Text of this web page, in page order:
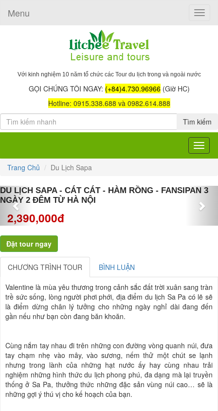
Toggle
Menu
Với kinh nghiệm 10 năm tổ chức các Tour du lịch trong và ngoài nước
GỌI CHÚNG TÔI NGAY: (+84)4.730.96966 (Giờ HC)
Hotline: 0915.338.688 và 0982.614.888
Tìm kiếm
Toggle
Trang Chủ Du Lịch Sapa
DU LỊCH SAPA - CÁT CÁT - HÀM RỒNG - FANSIPAN 3
NGÀY 2 ĐÊM TỪ HÀ NỘI
2,390,000đ
Previous
CHƯƠNG TRÌNH TOUR BÌNH LUẬN
Valentine là mùa yêu thương trong cảnh sắc đất trời xuân sang tràn
trề sức sống, lòng người phơi phới, địa điểm du lịch Sa Pa có lẽ sẽ
là điểm dừng chân lý tưởng cho những ngày nghỉ dài đang đến
gần nếu như bạn còn đang băn khoăn.
Cùng nắm tay nhau đi trên những con đường vòng quanh núi, đưa
tay chạm nhẹ vào mây, vào sương, nếm thử một chút se lạnh
nhưng trong lành của những hạt nước ấy hay cùng nhau trải
nghiệm những hình thức du lịch phong phú, đa dạng mà lại truyền
thống ở Sa Pa, thưởng thức những đặc sản vùng núi cao… sẽ là
những gợi ý thú vị cho kế hoạch của bạn.